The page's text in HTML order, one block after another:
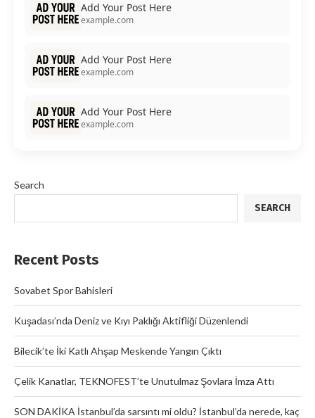
Add Your Post Here
example.com
Add Your Post Here
example.com
Add Your Post Here
example.com
Search
SEARCH
Recent Posts
Sovabet Spor Bahisleri
Kuşadası’nda Deniz ve Kıyı Paklığı Aktifliği Düzenlendi
Bilecik’te İki Katlı Ahşap Meskende Yangın Çıktı
Çelik Kanatlar, TEKNOFEST’te Unutulmaz Şovlara İmza Attı
SON DAKİKA İstanbul’da sarsıntı mi oldu? İstanbul’da nerede, kaç